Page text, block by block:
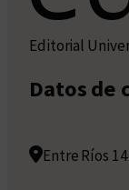
Editorial
Datos de
Entre Ríos